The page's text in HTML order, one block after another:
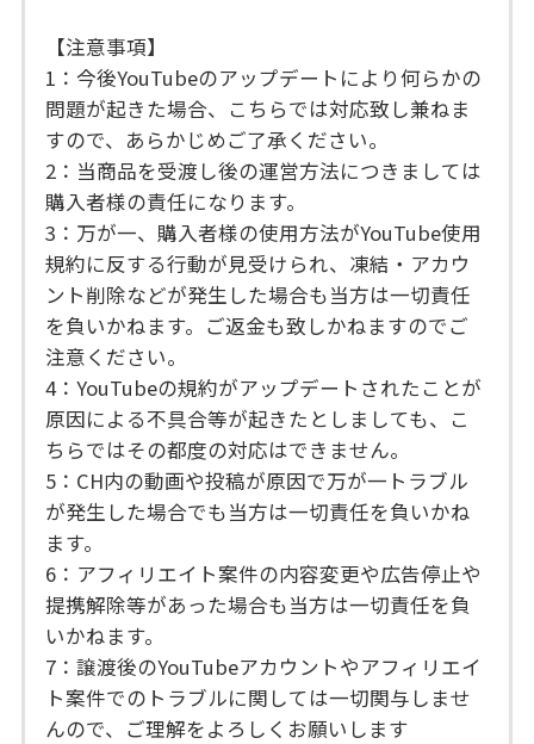
【注意事項】
1：今後YouTubeのアップデートにより何らかの
問題が起きた場合、こちらでは対応致し兼ねま
すので、あらかじめご了承ください。
2：当商品を受渡し後の運営方法につきましては
購入者様の責任になります。
3：万が一、購入者様の使用方法がYouTube使用
規約に反する行動が見受けられ、凍結・アカウ
ント削除などが発生した場合も当方は一切責任
を負いかねます。ご返金も致しかねますのでご
注意ください。
4：YouTubeの規約がアップデートされたことが
原因による不具合等が起きたとしましても、こ
ちらではその都度の対応はできません。
5：CH内の動画や投稿が原因で万が一トラブル
が発生した場合でも当方は一切責任を負いかね
ます。
6：アフィリエイト案件の内容変更や広告停止や
提携解除等があった場合も当方は一切責任を負
いかねます。
7：譲渡後のYouTubeアカウントやアフィリエイ
ト案件でのトラブルに関しては一切関与しませ
んので、ご理解をよろしくお願いします